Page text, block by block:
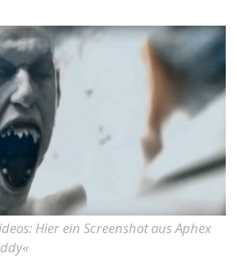
Hier ein Screenshot aus Aphex